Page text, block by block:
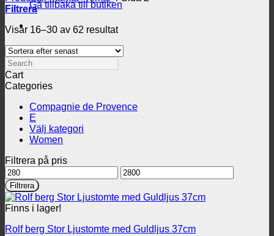
Gå tillbaka till butiken
Filtrera
Visar 16–30 av 62 resultatSortera
senaste
Search
Cart
Categories
Compagnie de Provence
E
Välj kategori
Women
Filtrera på pris
Min
pris
Max
pris
Filtrera
Finns i lager!
Rolf berg Stor Ljustomte med Guldljus 37cm